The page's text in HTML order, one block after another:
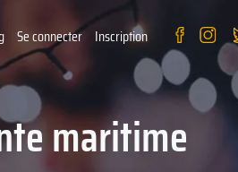
Se connecter Inscription
maritime